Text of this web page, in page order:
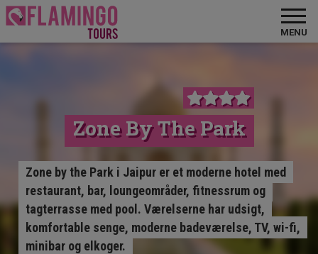
MENU
Zone By The Park
Zone by the Park i Jaipur er et moderne hotel med
restaurant, bar, loungeområder, fitnessrum og
tagterrasse med pool. Værelserne har udsigt,
komfortable senge, moderne badeværelse, TV, wi-fi,
minibar og elkoger.